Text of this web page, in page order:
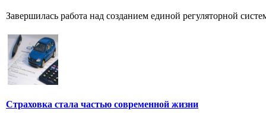
Завершилась работа над созданием единой регуляторной
Страховка стала частью современной жизни